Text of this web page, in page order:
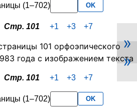
(1–702) OK
Стр. 101 +1 +3 +7
»
»
Стр. 101 +1 +3 +7
(1–702) OK